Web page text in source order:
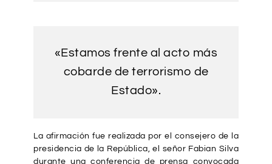
«Estamos frente al acto más
cobarde de terrorismo de
Estado».
La afirmación fue realizada por el consejero de la
presidencia de la República, el señor Fabian Silva
durante una conferencia de prensa convocada